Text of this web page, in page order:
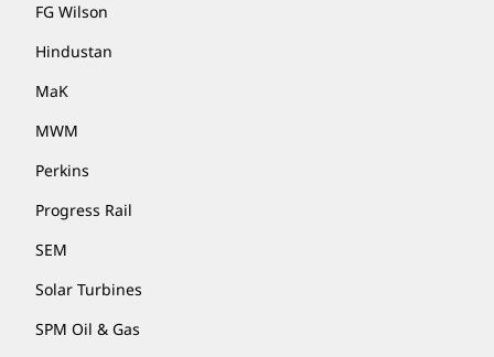
FG Wilson
Hindustan
MaK
MWM
Perkins
Progress Rail
SEM
Solar Turbines
SPM Oil & Gas